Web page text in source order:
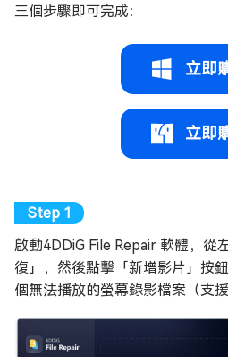
三個步驟即可完成：
立即
立即
啟動4DDiG File Repair 軟體，從
復」，然後點擊「新增影片」按
個無法播放的螢幕錄影檔案（支援